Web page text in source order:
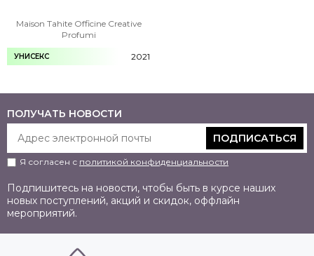
Maison Tahite Officine Creative
Profumi
УНИСЕКС 2021
ПОЛУЧАТЬ НОВОСТИ
ПОДПИСАТЬСЯ
Я согласен с политикой конфиденциальности
Подпишитесь на новости, чтобы быть в курсе наших
новых поступлений, акций и скидок, оффлайн
мероприятий.